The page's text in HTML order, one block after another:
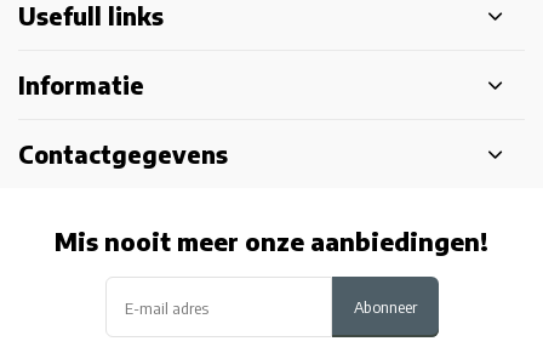
Usefull links
Informatie
Contactgegevens
Mis nooit meer onze aanbiedingen!
Abonneer